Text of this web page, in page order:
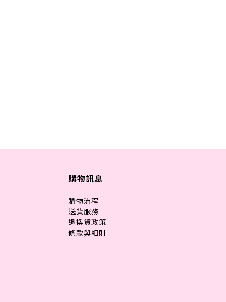
購物訊息
購物流程
送貨服務
退換貨政策
條款與細則